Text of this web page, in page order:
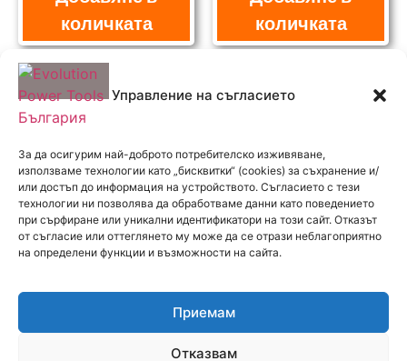
Управление на съгласието
За да осигурим най-доброто потребителско изживяване,
използваме технологии като „бисквитки“ (cookies) за съхранение и/
или достъп до информация на устройството. Съгласието с тези
технологии ни позволява да обработваме данни като поведението
при сърфиране или уникални идентификатори на този сайт. Отказът
от съгласие или оттеглянето му може да се отрази неблагоприятно
на определени функции и възможности на сайта.
Приемам
Отказвам
количката
количката
РАБОТНО ВРЕМЕ
Понеделник - Петък:
08:30 - 17:00
Получавайте новини и специални оферти!